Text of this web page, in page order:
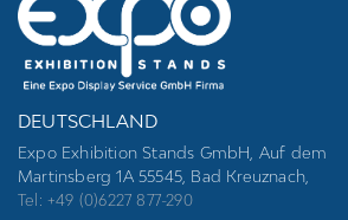
DEUTSCHLAND
Expo Exhibition Stands GmbH, Auf dem
Martinsberg 1A 55545, Bad Kreuznach,
Tel: +49 (0)6227 877-290